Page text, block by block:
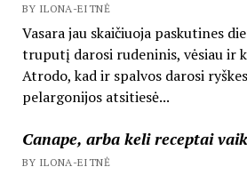
BY ILONA-EITNĖ
Vasara jau skaičiuoja paskutines
truputį darosi rudeninis, vėsiau ir
Atrodo, kad ir spalvos darosi
pelargonijos atsitiesė...
Canape, arba keli receptai
BY ILONA-EITNĖ